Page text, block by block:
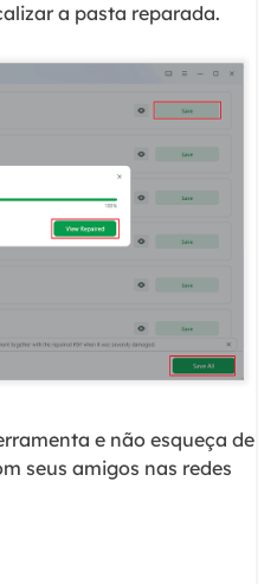
a pasta reparada.
e não esqueça de
seus amigos nas redes